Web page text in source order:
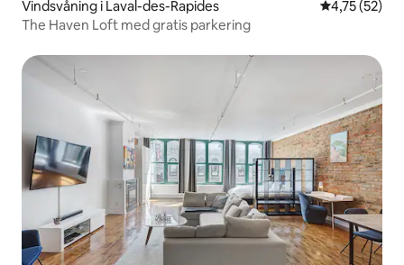
Vindsvåning i Laval-des-Rapides 4,75 av 5 i
4,75 (52)
The Haven Loft med gratis parkering